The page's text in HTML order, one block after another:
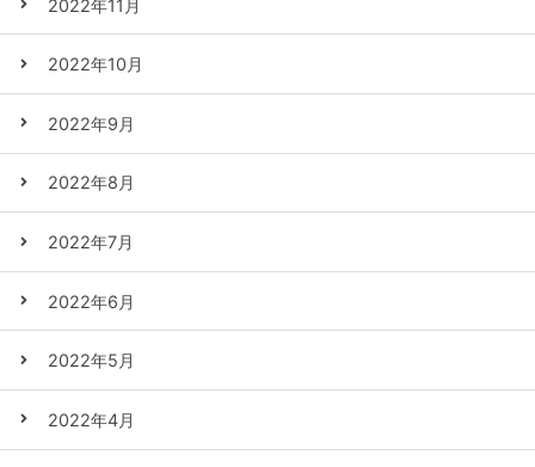
2022年11月
2022年10月
2022年9月
2022年8月
2022年7月
2022年6月
2022年5月
2022年4月